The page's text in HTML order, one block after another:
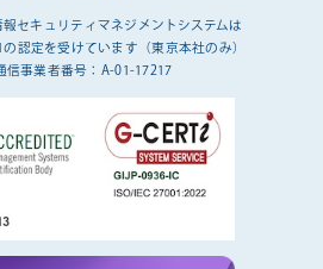
セキュリティマネジメントシステムは
の認定を受けています（東京本社のみ）
信事業者番号：A-01-17217